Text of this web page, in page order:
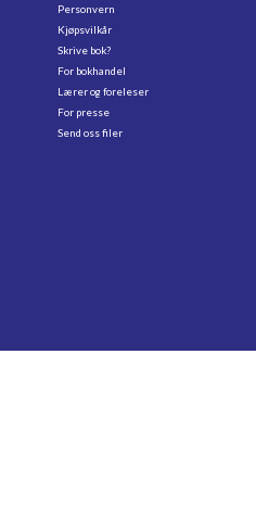
Personvern
Kjøpsvilkår
Skrive bok?
For bokhandel
Lærer og foreleser
For presse
Send oss filer